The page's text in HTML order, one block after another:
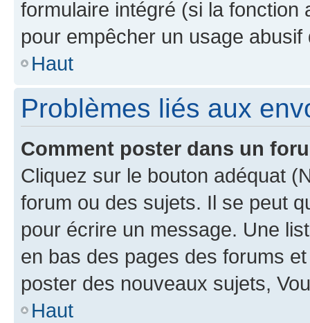
formulaire intégré (si la fonction
pour empêcher un usage
Haut
Problèmes liés aux
Comment poster dans un
Cliquez sur le bouton adéquat
forum ou des sujets. Il se peut
pour écrire un message. Une
en bas des pages des forums
poster des nouveaux sujets,
Haut